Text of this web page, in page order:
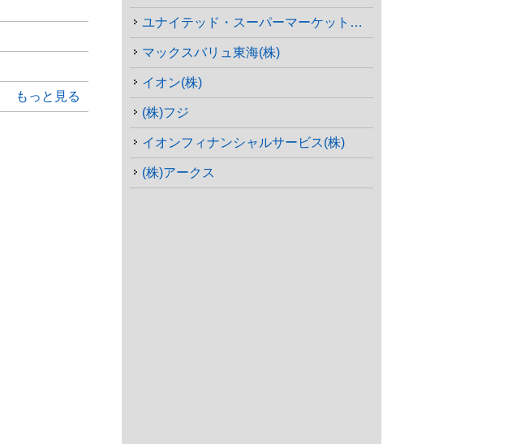
もっと見る
ユナイテッド・スーパーマーケット・ホールディングス(株)
マックスバリュ東海(株)
イオン(株)
(株)フジ
イオンフィナンシャルサービス(株)
(株)アークス